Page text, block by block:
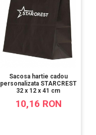
Sacosa hartie cadou
personalizata STARCREST
32 x 12 x 41 cm
10,16 RON